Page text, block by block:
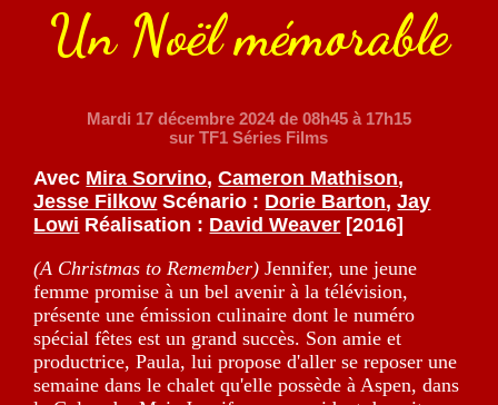
Un Noël mémorable
Mardi 17 décembre 2024de 08h45 à 17h15
sur TF1 Séries Films
Avec Mira Sorvino,Cameron Mathison,
Jesse Filkow Scénario : Dorie Barton,Jay
Lowi Réalisation : David Weaver [2016]
(A Christmas to Remember) Jennifer, une jeune
femme promise à un bel avenir à la télévision,
présente une émission culinaire dont le numéro
spécial fêtes est un grand succès. Son amie et
productrice, Paula, lui propose d'aller se reposer une
semaine dans le chalet qu'elle possède à Aspen, dans